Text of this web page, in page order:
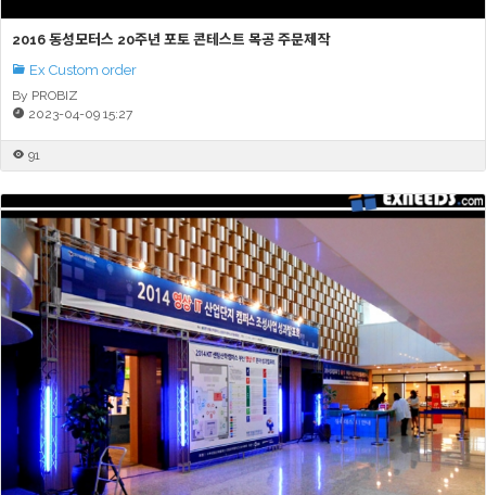
2016 동성모터스 20주년 포토 콘테스트 목공 주문제작
Ex Custom order
By PROBIZ
2023-04-09 15:27
91